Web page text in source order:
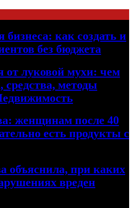
как создать и
без бюджета
от луковой мухи: чем
средства, методы
женщинам после 40
есть продукты с
объяснила, при каких
вреден